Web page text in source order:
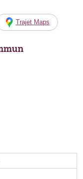
Trajet Maps